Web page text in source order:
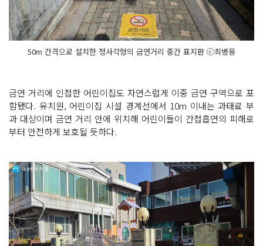
50m 간격으로 설치한 정사각형의 금연거리 중간 표지판 ⓒ최병용
금연 거리에 인접한 어린이집도 자연스럽게 이중 금연 구역으로 포
함됐다. 유치원, 어린이집 시설 경계선에서 10m 이내는 과태료 부
과 대상이며 금연 거리 안에 위치해 어린이들이 간접흡연의 피해로
부터 안전하게 보호될 듯하다.